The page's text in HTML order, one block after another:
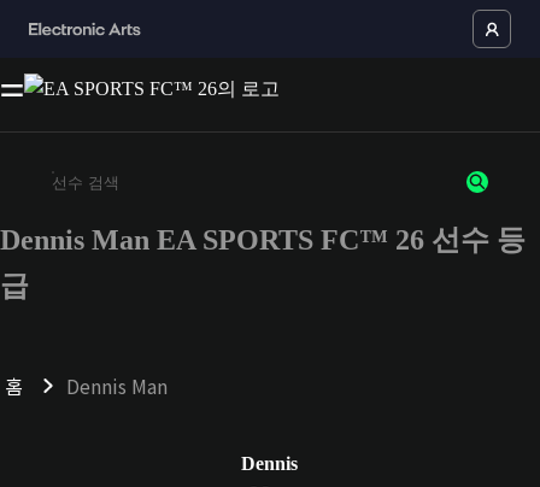
최소 3자 이상의 문자 또는 숫자를 입력하세요
Dennis Man EA SPORTS FC™ 26 선수 등
급
홈 Dennis Man
Dennis